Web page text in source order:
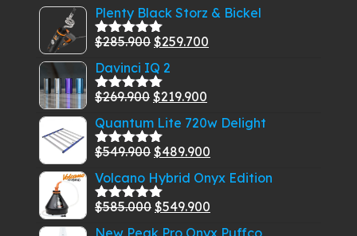
Plenty Black Storz & Bickel
Valorado
5
$285.900 El
precio
original
era:
$285.900.
$259.700
$259.700.
Davinci IQ 2
Valorado
5
$269.900 El
precio
original
era:
$269.900.
$219.900
precio
actual
es:
$219.900.
Quantum Lite 720w Delight
Valorado
5
$549.900 El
precio
original
era:
$549.900.
$489.900
precio
actual
es:
$489.900.
Volcano Hybrid Onyx Edition
Valorado
$585.000 El
precio
$549.900
precio
New Peak Pro Onyx Puffco